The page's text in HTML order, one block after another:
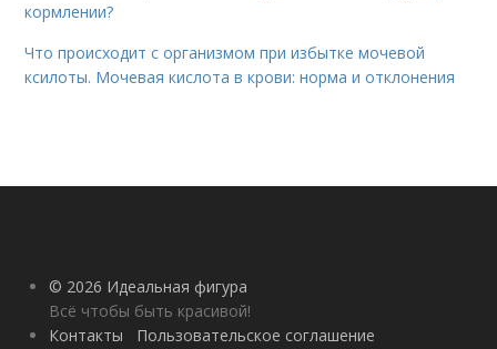
кормлении?
Что происходит с организмом при избытке мочевой
ксилоты. Мочевая кислота в крови: норма и отклонения
© 2026 Идеальная фигура
Всё чтобы быть красивой!
Контакты
Пользовательское соглашение